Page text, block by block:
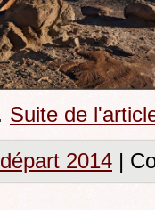
Suite de
2014 |